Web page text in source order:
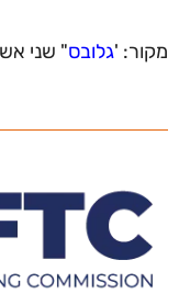
'גלובס" שני אשכנזי